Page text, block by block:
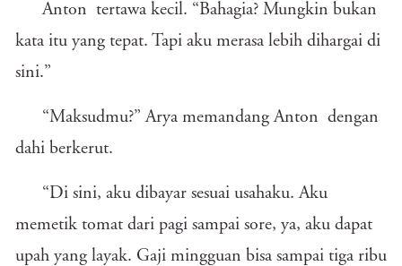
Anton tertawa kecil. “Bahagia? Mungkin bukan
kata itu yang tepat. Tapi aku merasa lebih dihargai di
sini.”
“Maksudmu?” Arya memandang Anton dengan
dahi berkerut.
“Di sini, aku dibayar sesuai usahaku. Aku
memetik tomat dari pagi sampai sore, ya, aku dapat
upah yang layak. Gaji mingguan bisa sampai tiga ribu